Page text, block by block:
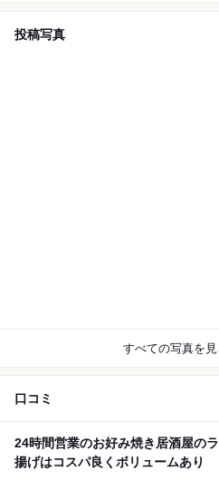
投稿写真
すべての写真を見
口コミ
24時間営業のお好み焼き居酒屋の
揚げはコスパ良くボリュームあり